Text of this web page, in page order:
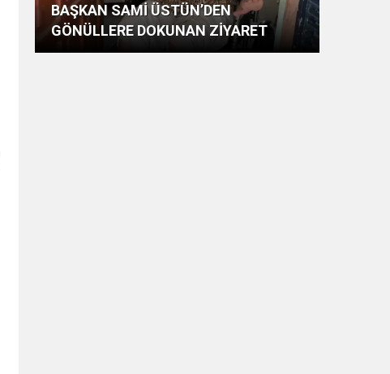
BAŞKAN SAMİ ÜSTÜN’DEN
GÖNÜLLERE DOKUNAN ZİYARET